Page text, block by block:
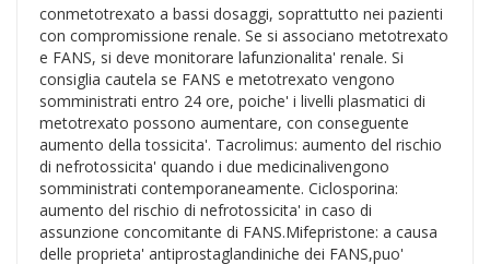
conmetotrexato a bassi dosaggi, soprattutto nei pazienti
con compromissione renale. Se si associano metotrexato
e FANS, si deve monitorare lafunzionalita' renale. Si
consiglia cautela se FANS e metotrexato vengono
somministrati entro 24 ore, poiche' i livelli plasmatici di
metotrexato possono aumentare, con conseguente
aumento della tossicita'. Tacrolimus: aumento del rischio
di nefrotossicita' quando i due medicinalivengono
somministrati contemporaneamente. Ciclosporina:
aumento del rischio di nefrotossicita' in caso di
assunzione concomitante di FANS.Mifepristone: a causa
delle proprieta' antiprostaglandiniche dei FANS,puo'